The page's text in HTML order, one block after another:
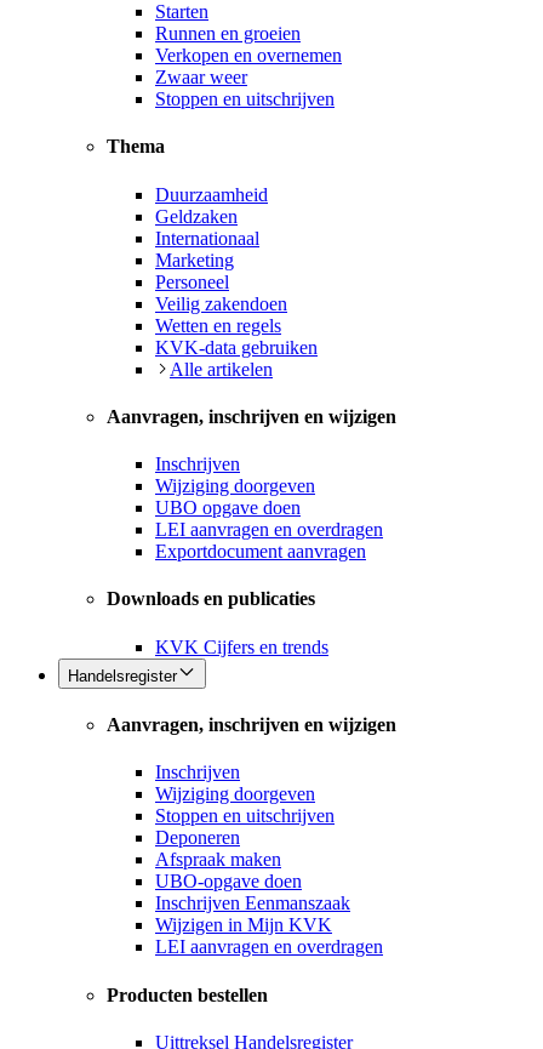
Starten
Runnen en groeien
Verkopen en overnemen
Zwaar weer
Stoppen en uitschrijven
Thema
Duurzaamheid
Geldzaken
Internationaal
Marketing
Personeel
Veilig zakendoen
Wetten en regels
KVK-data gebruiken
Alle artikelen
Aanvragen, inschrijven en wijzigen
Inschrijven
Wijziging doorgeven
UBO opgave doen
LEI aanvragen en overdragen
Exportdocument aanvragen
Downloads en publicaties
KVK Cijfers en trends
Handelsregister
Aanvragen, inschrijven en wijzigen
Inschrijven
Wijziging doorgeven
Stoppen en uitschrijven
Deponeren
Afspraak maken
UBO-opgave doen
Inschrijven Eenmanszaak
Wijzigen in Mijn KVK
LEI aanvragen en overdragen
Producten bestellen
Uittreksel Handelsregister